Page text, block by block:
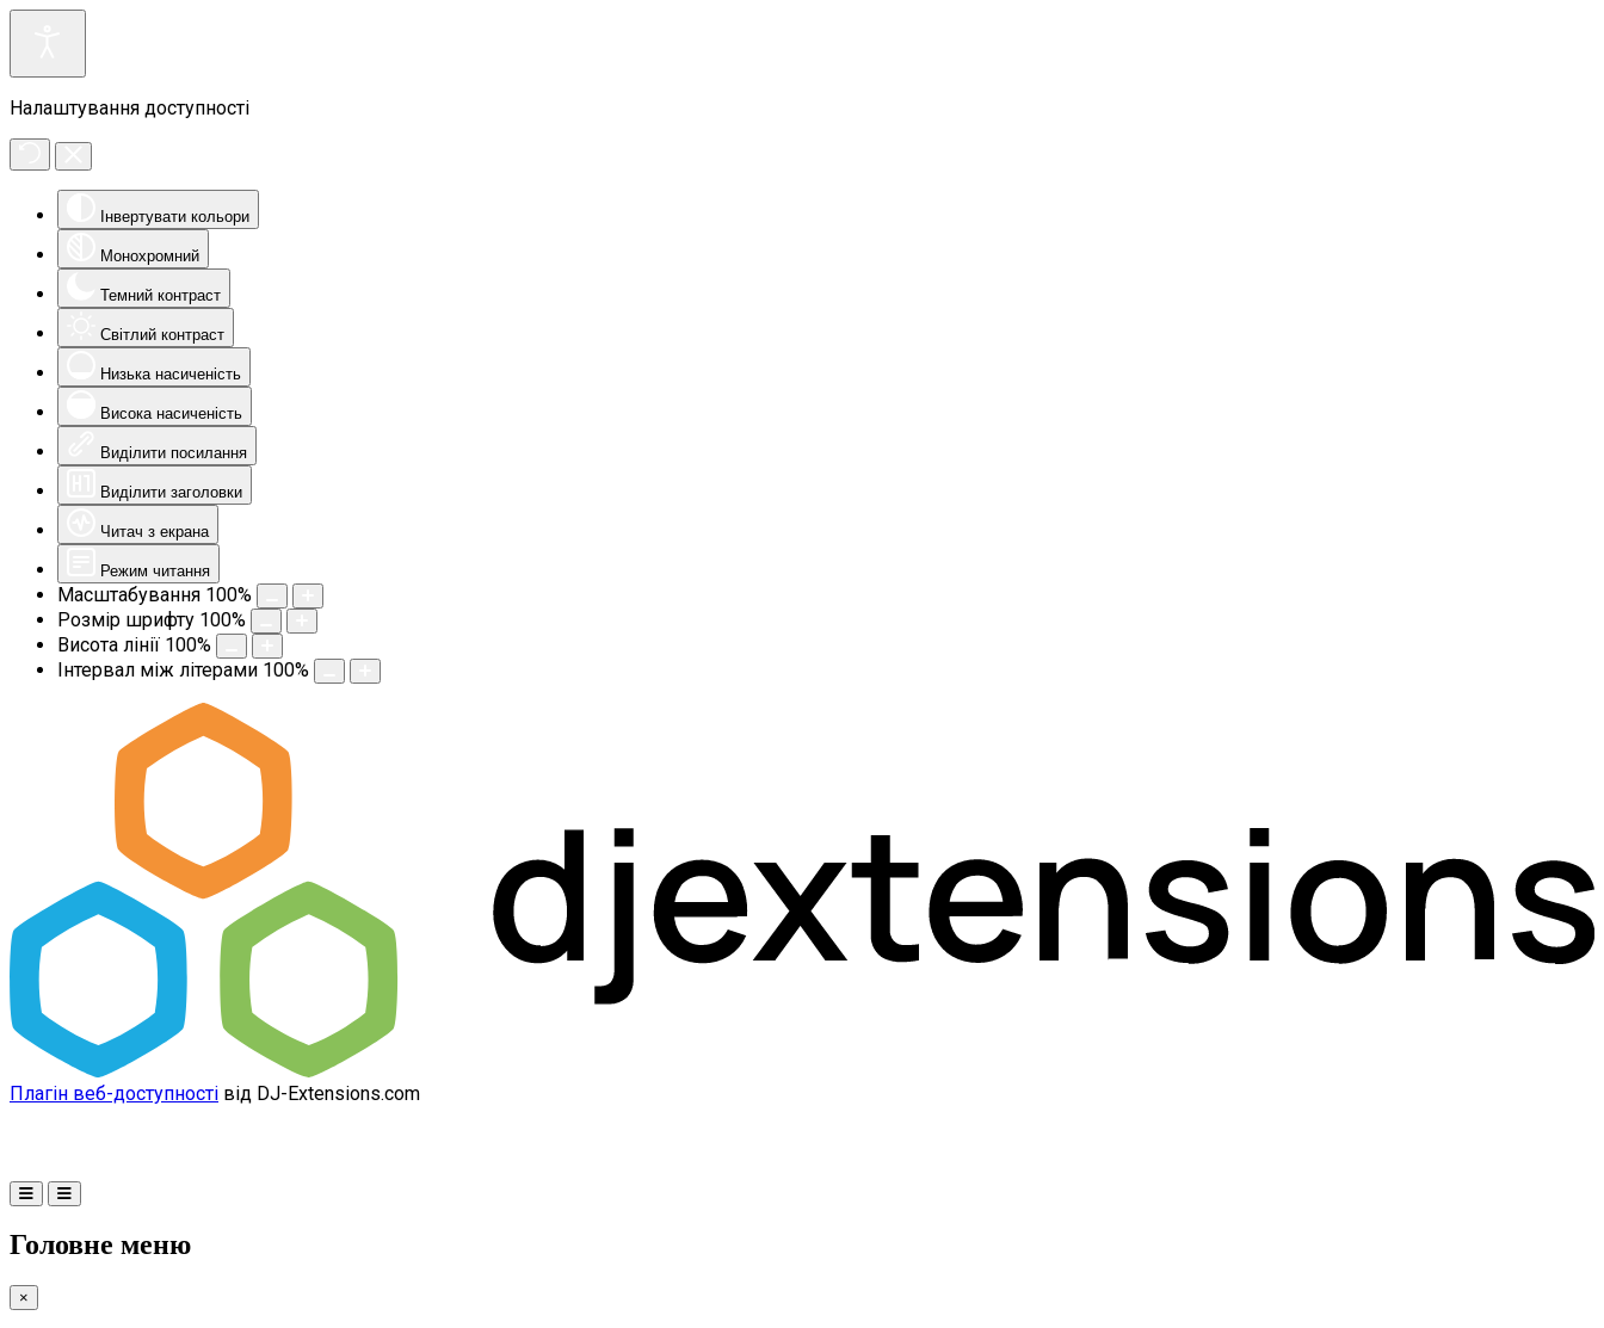
Налаштування доступності
Інвертувати кольори
Монохромний
Темний контраст
Світлий контраст
Низька насиченість
Висока насиченість
Виділити посилання
Виділити заголовки
Читач з екрана
Режим читання
Масштабування 100%
Розмір шрифту 100%
Висота лінії 100%
Інтервал між літерами 100%
Плагін веб-доступності від DJ-Extensions.com
Головне меню
×